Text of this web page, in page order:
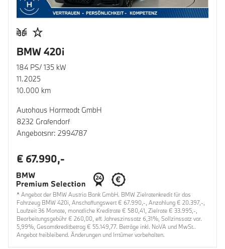
BMW 420i
184 PS/ 135 kW
11.2025
10.000 km
Autohaus Harmtodt GmbH
8232 Grafendorf
Angebotsnr: 2994787
€ 67.990,-
* Angebot der BMW Austria Bank GmbH. BMW Zielratenkredit für das
Fahrzeug BMW 420i, Anschaffungswert € 67.990,-, Anzahlung € 20.397,-,
Laufzeit 36 Monate, monatliche Kreditrate € 580,41, Zielrate € 33.995,-,
Bearbeitungsgebühr € 260,00, eff. Jahreszinssatz 6,31%, Sollzinssatz var.
5,99%, Gesamtkreditbetrag € 55.149,77. Beträge inkl. NoVA und MwSt..
Angebot freibleibend. Änderungen und Irrtümer vorbehalten.